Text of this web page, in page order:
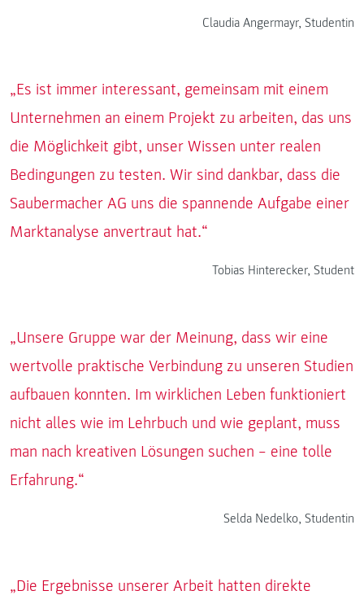
Claudia Angermayr, Studentin
„Es ist immer interessant, gemeinsam mit einem
Unternehmen an einem Projekt zu arbeiten, das uns
die Möglichkeit gibt, unser Wissen unter realen
Bedingungen zu testen. Wir sind dankbar, dass die
Saubermacher AG uns die spannende Aufgabe einer
Marktanalyse anvertraut hat.“
Tobias Hinterecker, Student
„Unsere Gruppe war der Meinung, dass wir eine
wertvolle praktische Verbindung zu unseren Studien
aufbauen konnten. Im wirklichen Leben funktioniert
nicht alles wie im Lehrbuch und wie geplant, muss
man nach kreativen Lösungen suchen – eine tolle
Erfahrung.“
Selda Nedelko, Studentin
„Die Ergebnisse unserer Arbeit hatten direkte